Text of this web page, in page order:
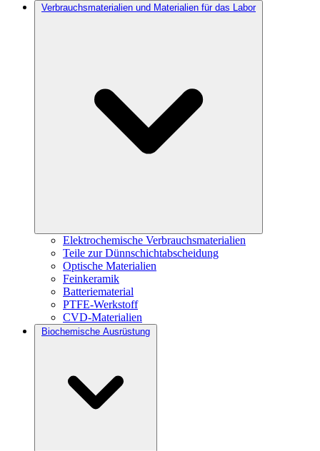
Verbrauchsmaterialien und Materialien für das Labor
Elektrochemische Verbrauchsmaterialien
Teile zur Dünnschichtabscheidung
Optische Materialien
Feinkeramik
Batteriematerial
PTFE-Werkstoff
CVD-Materialien
Biochemische Ausrüstung